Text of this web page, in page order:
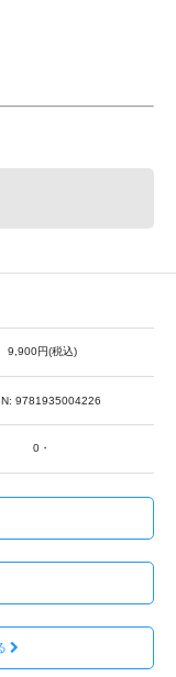
9,900円(税込)
9781935004226
0・